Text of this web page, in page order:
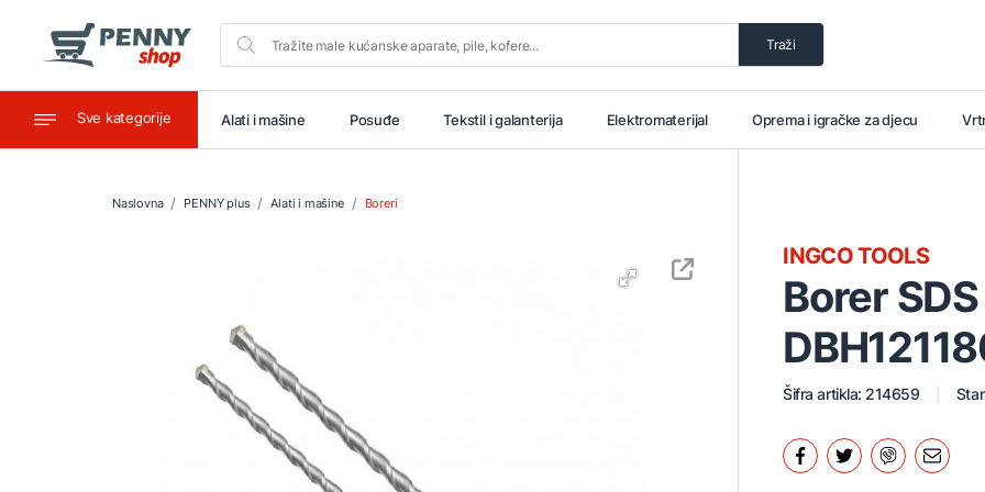
Traži
Sve kategorije
Ugostiteljstvo Alati i mašine Posuđe Tekstil i galanterija Elektromaterijal Oprema i igračke za djecu
Naslovna PENNY plus Alati i mašine Boreri
Borer
INGCO TOOLS
Šifra artikla: 214659